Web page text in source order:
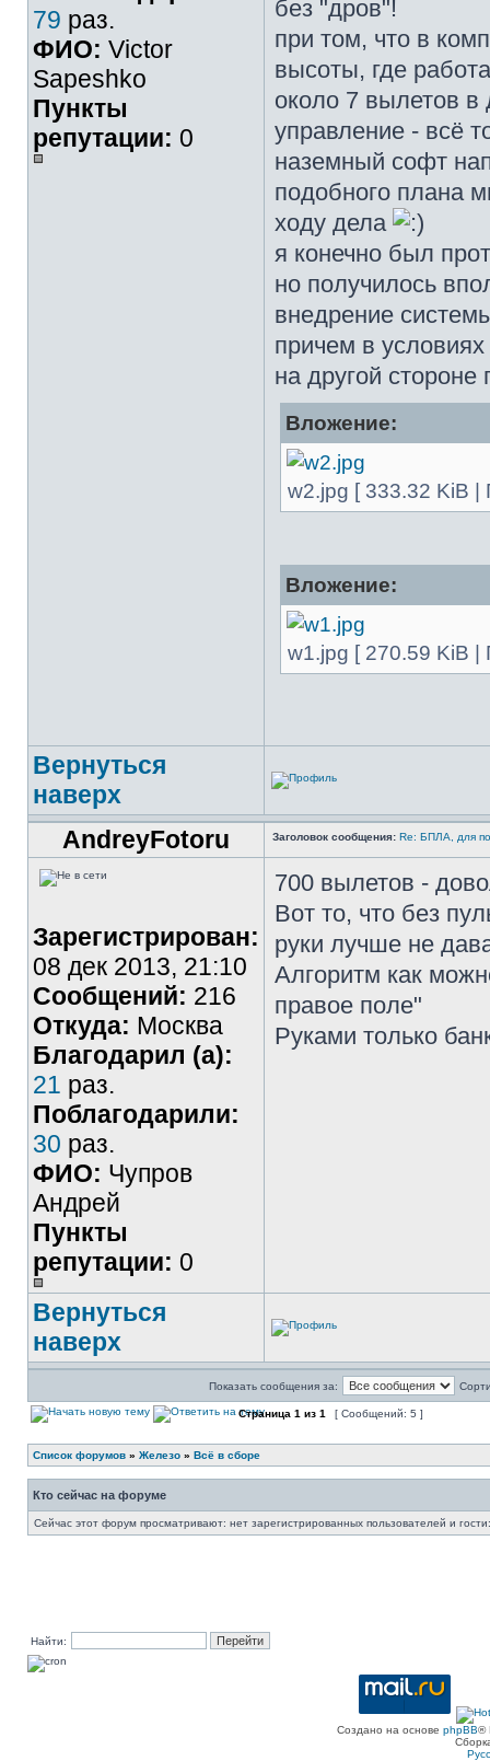
79 раз.
ФИО: Victor
Sapeshko
Пункты
репутации: 0
без "дров"!
при том, что в
высоты, где
около 7 вылетов в
управление - всё
наземный софт
подобного плана
ходу дела
я конечно был
но получилось
внедрение
причем в
на другой
Вложение:
w2.jpg [ 333.32 KiB
Вложение:
w1.jpg [ 270.59 KiB
Вернуться
наверх
AndreyFotoru
Заголовок сообщения: Re: БПЛА, для
Зарегистрирован:
08 дек 2013, 21:10
Сообщений: 216
Откуда: Москва
Благодарил (а):
21 раз.
Поблагодарили:
30 раз.
ФИО: Чупров
Андрей
Пункты
репутации: 0
700 вылетов -
Вот то, что без
руки лучше не
Алгоритм как
правое поле"
Руками только
Вернуться
наверх
Показать сообщения за:
Страница 1 из 1 [ Сообщений: 5 ]
Список форумов » Железо » Всё в сборе
Кто сейчас на форуме
Сейчас этот форум просматривают: нет зарегистрированных пользователей и
Найти:
Создано на основе phpBB®